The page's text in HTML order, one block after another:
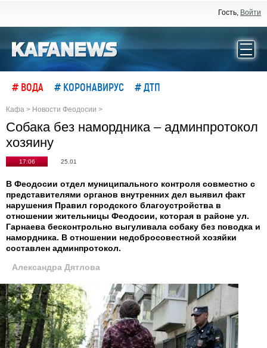
Гость, Войти
# ВОДА # КОРОНАВИРУС # ДТП
Кафа > Новости Феодосии >
Собака без намордника – админпротокол
хозяину
17:06 25.01
В Феодосии отдел муниципального контроля совместно с
представителями органов внутренних дел выявил факт
нарушения Правил городского благоустройства в
отношении жительницы Феодосии, которая в районе ул.
Гарнаева бесконтрольно выгуливала собаку без поводка и
намордника. В отношении недобросовестной хозяйки
составлен админпротокол.
Александра Дятлова